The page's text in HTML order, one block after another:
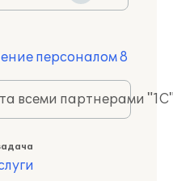
персоналом 8
всеми партнерами